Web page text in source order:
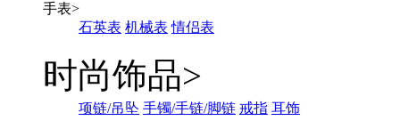
手表>
石英表 机械表 情侣表
时尚饰品>
项链/吊坠 手镯/手链/脚链 戒指 耳饰